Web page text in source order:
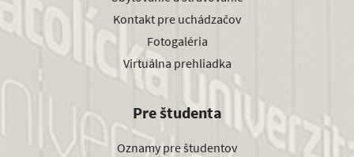
Kontakt pre uchádzačov
Fotogaléria
Virtuálna prehliadka
Pre študenta
Oznamy pre študentov